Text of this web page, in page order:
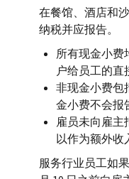
在餐馆、酒店和
纳税并应报告。
所有现金小费
户给员工的直
非现金小费包
金小费不会报
雇员未向雇主
以作为额外收
服务行业员工如